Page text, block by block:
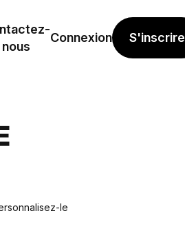
nous
Connexion S'inscrire
le